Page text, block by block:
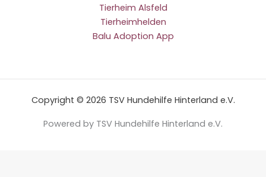
Tierheim Alsfeld
Tierheimhelden
Balu Adoption App
Copyright © 2026 TSV Hundehilfe Hinterland e.V.
Powered by TSV Hundehilfe Hinterland e.V.